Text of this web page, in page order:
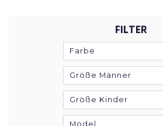
FILTER
Farbe
Größe Männer
Größe Kinder
Model